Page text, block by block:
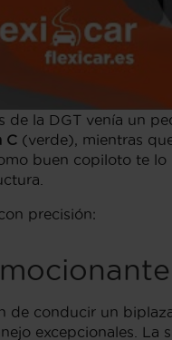
la DGT venía un
C (verde), mientras
buen copiloto te
precisión:
de conducir un
excepcionales. La